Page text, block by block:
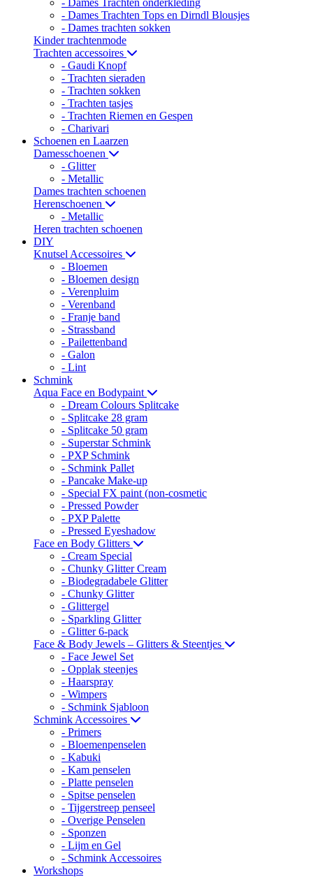
- Dames Trachten onderkleding
- Dames Trachten Tops en Dirndl Blousjes
- Dames trachten sokken
Kinder trachtenmode
Trachten accessoires
- Gaudi Knopf
- Trachten sieraden
- Trachten sokken
- Trachten tasjes
- Trachten Riemen en Gespen
- Charivari
Schoenen en Laarzen
Damesschoenen
- Glitter
- Metallic
Dames trachten schoenen
Herenschoenen
- Metallic
Heren trachten schoenen
DIY
Knutsel Accessoires
- Bloemen
- Bloemen design
- Verenpluim
- Verenband
- Franje band
- Strassband
- Pailettenband
- Galon
- Lint
Schmink
Aqua Face en Bodypaint
- Dream Colours Splitcake
- Splitcake 28 gram
- Splitcake 50 gram
- Superstar Schmink
- PXP Schmink
- Schmink Pallet
- Pancake Make-up
- Special FX paint (non-cosmetic
- Pressed Powder
- PXP Palette
- Pressed Eyeshadow
Face en Body Glitters
- Cream Special
- Chunky Glitter Cream
- Biodegradabele Glitter
- Chunky Glitter
- Glittergel
- Sparkling Glitter
- Glitter 6-pack
Face & Body Jewels – Glitters & Steentjes
- Face Jewel Set
- Opplak steenjes
- Haarspray
- Wimpers
- Schmink Sjabloon
Schmink Accessoires
- Primers
- Bloemenpenselen
- Kabuki
- Kam penselen
- Platte penselen
- Spitse penselen
- Tijgerstreep penseel
- Overige Penselen
- Sponzen
- Lijm en Gel
- Schmink Accessoires
Workshops